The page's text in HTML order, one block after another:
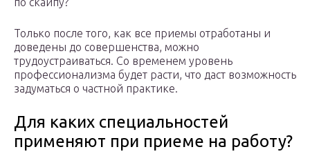
Только после того, как все приемы отработаны и
доведены до совершенства, можно
трудоустраиваться. Со временем уровень
профессионализма будет расти, что даст возможность
задуматься о частной практике.
Для каких специальностей
применяют при приеме на работу?